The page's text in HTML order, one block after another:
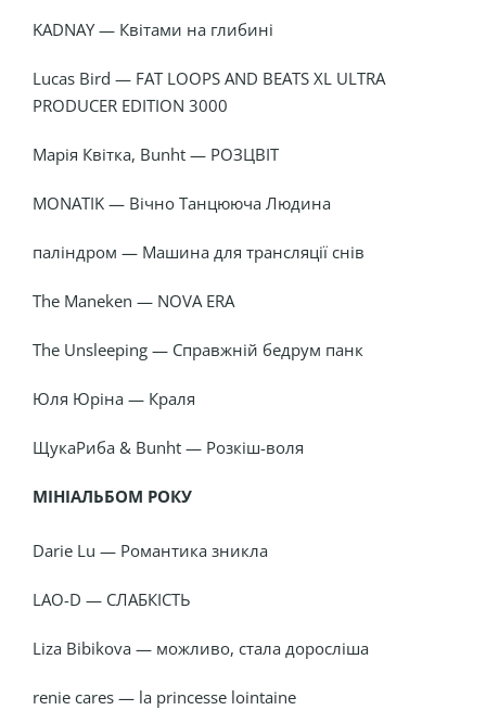
KADNAY — Квітами на глибині
Lucas Bird — FAT LOOPS AND BEATS XL ULTRA
PRODUCER EDITION 3000
Марія Квітка, Bunht — РОЗЦВІТ
MONATIK — Вічно Танцююча Людина
паліндром — Машина для трансляції снів
The Maneken — NOVA ERA
The Unsleeping — Справжній бедрум панк
Юля Юріна — Краля
ЩукаРиба & Bunht — Розкіш-воля
МІНІАЛЬБОМ РОКУ
Darie Lu — Романтика зникла
LAO-D — СЛАБКІСТЬ
Liza Bibikova — можливо, стала доросліша
renie cares — la princesse lointaine